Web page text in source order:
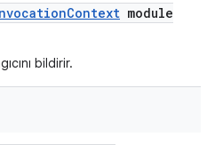
Context module
bildirir.